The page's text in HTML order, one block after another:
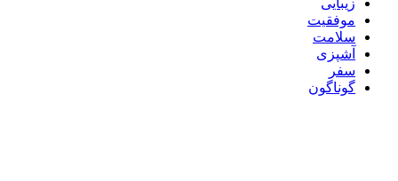
زیبایی
موفقیت
سلامت
آشپزی
سفر
گوناگون